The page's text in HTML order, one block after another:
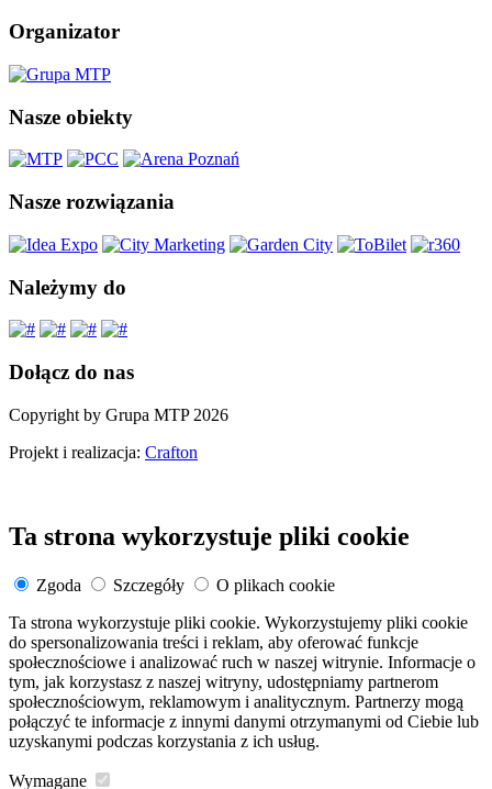
Organizator
Nasze obiekty
Nasze rozwiązania
Należymy do
Dołącz do nas
Copyright by Grupa MTP 2026
Projekt i realizacja: Crafton
Ta strona wykorzystuje pliki cookie
Zgoda Szczegóły
O plikach cookie
Ta strona wykorzystuje pliki cookie. Wykorzystujemy pliki cookie
do spersonalizowania treści i reklam, aby oferować funkcje
społecznościowe i analizować ruch w naszej witrynie. Informacje o
tym, jak korzystasz z naszej witryny, udostępniamy partnerom
społecznościowym, reklamowym i analitycznym. Partnerzy mogą
połączyć te informacje z innymi danymi otrzymanymi od Ciebie lub
uzyskanymi podczas korzystania z ich usług.
Wymagane